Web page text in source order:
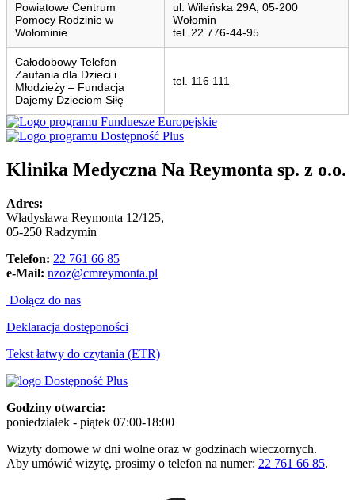
Powiatowe Centrum
Pomocy Rodzinie w
Wołominie
ul. Wileńska 29A, 05-200
Wołomin
tel. 22 776-44-95
Całodobowy Telefon
Zaufania dla Dzieci i
Młodzieży – Fundacja
Dajemy Dzieciom Siłę
tel. 116 111
Klinika Medyczna Na Reymonta sp. z o.o.
Adres:
Władysława Reymonta 12/125,
05-250 Radzymin
Telefon: 22 761 66 85
e-Mail: nzoz@cmreymonta.pl
Dołącz do nas
Deklaracja dostęponości
Tekst łatwy do czytania (ETR)
Godziny otwarcia:
poniedziałek - piątek 07:00-18:00
Wizyty domowe w dni wolne oraz w godzinach wieczornych.
Aby umówić wizytę, prosimy o telefon na numer: 22 761 66 85.